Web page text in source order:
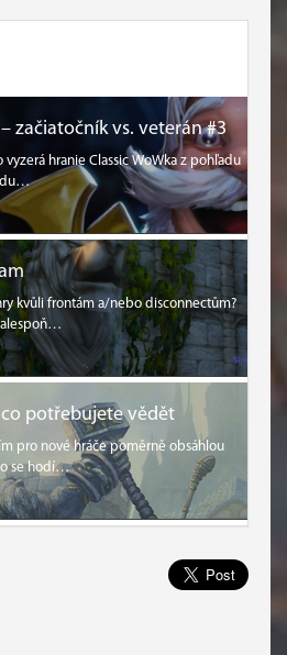
začiatočník vs. veterán #3
vyzerá hranie Classic WoWka z pohľadu
kvůli frontám a/nebo disconnectům?
alespoň…
co potřebujete vědět
pro nové hráče poměrně obsáhlou
se hodí…